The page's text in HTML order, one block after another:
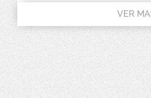
VER